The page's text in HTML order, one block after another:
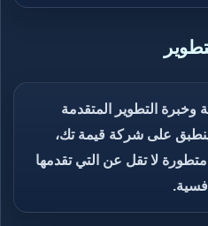
وخبرة التطوير المتقدمة
على شركة قيمة تك،
لا تقل عن التي تقدمها